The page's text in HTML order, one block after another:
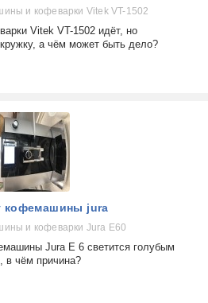
и кофеварки Vitek VT-1502
Vitek VT-1502 идёт, но
а чём может быть дело?
кофемашины jura
и кофеварки Jura E60
Jura E 6 светится голубым
в чём причина?